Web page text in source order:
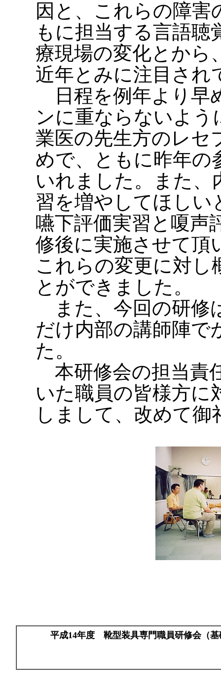
因と、これらの障害
もに担当する言語聴
療現場の変化とから
近年とみに注目され
日程を例年より早
ンに重ならないよ
業医の先生方のレセ
めで、ともに昨年の
いれました。また、
習を増やしてほしい
嚥下評価実習と嗄声
修後に実施させて頂
これらの変更に対し
とができました。
また、今回の研修
だけ内部の講師陣で
た。
本研修会の担当責
いた職員の皆様方に
しまして、改めて御
平成14年度 靴型装具専門職員研修会（基